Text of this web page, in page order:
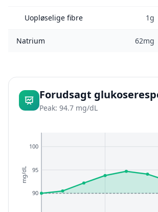
Uopløselige fibre 1g
Natrium 62mg
Forudsagt
Peak: 94.7 mg/dL
90
95
100
mg/dL